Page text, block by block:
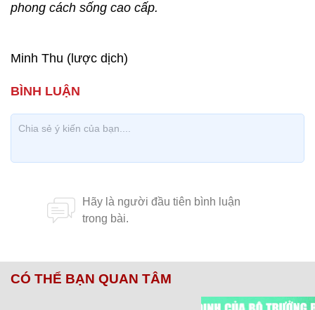
phong cách sống cao cấp.
Minh Thu (lược dịch)
CÓ THỂ BẠN QUAN TÂM